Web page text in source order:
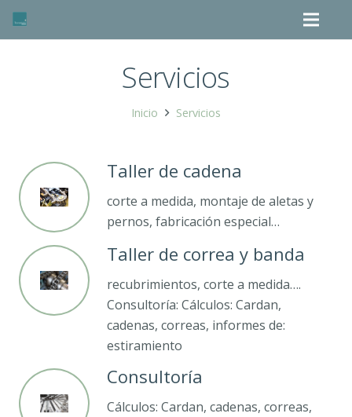
Servicios
Inicio Servicios
Taller de cadena
corte a medida, montaje de aletas y
pernos, fabricación especial…
Taller de correa y banda
recubrimientos, corte a medida….
Consultoría: Cálculos: Cardan,
cadenas, correas, informes de:
estiramiento
Consultoría
Cálculos: Cardan, cadenas, correas,